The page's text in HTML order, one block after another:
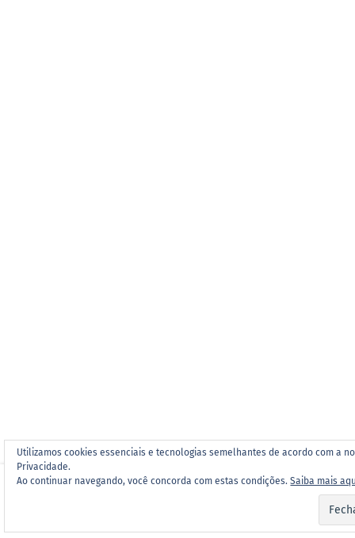
Utilizamos cookies essenciais e tecnologias semelhantes de acordo com a
Privacidade.
Ao continuar navegando, você concorda com estas condições.Saiba mais